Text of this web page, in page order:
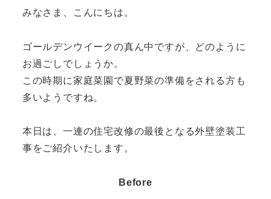
みなさま、こんにちは。
ゴールデンウイークの真ん中ですが、どのように
お過ごしでしょうか。
この時期に家庭菜園で夏野菜の準備をされる方も
多いようですね。
本日は、一連の住宅改修の最後となる外壁塗装工
事をご紹介いたします。
Before